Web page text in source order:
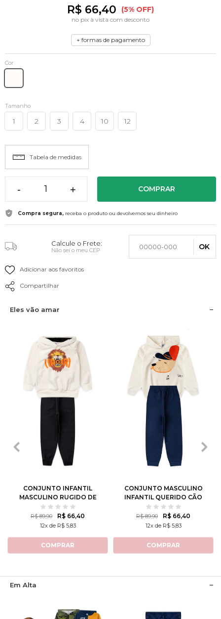
R$ 66,40 (5% OFF)
no pix à vista com desconto
+ formas de pagamento
Cor
Tamanho
1 2 3 4 10 12
Tabela de medidas
- + COMPRAR
Compra segura, receba o produto ou devolvemos seu dinheiro
Calcule o Frete:
Não sei o meu CEP OK
Adicionar aos favoritos
Compartilhar
Eles vão amar
3 4
CONJUNTO INFANTIL
MASCULINO RUGIDO DE
LEÃO
R$ 89,90 R$ 66,40
12x de R$ 5,83
COMPRAR
6 10
CONJUNTO MASCULINO
INFANTIL QUERIDO CÃO
R$ 89,90 R$ 66,40
12x de R$ 5,83
COMPRAR
Em Alta